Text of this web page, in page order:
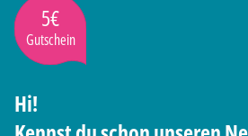
5€
Gutschein
Hi!